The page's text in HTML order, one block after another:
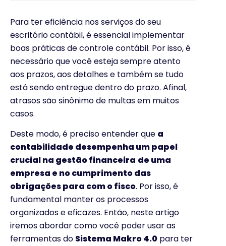
Para ter eficiência nos serviços do seu
escritório contábil, é essencial implementar
boas práticas de controle contábil. Por isso, é
necessário que você esteja sempre atento
aos prazos, aos detalhes e também se tudo
está sendo entregue dentro do prazo. Afinal,
atrasos são sinônimo de multas em muitos
casos.
Deste modo, é preciso entender que a
contabilidade desempenha um papel
crucial na gestão financeira de uma
empresa e no cumprimento das
obrigações para com o fisco. Por isso, é
fundamental manter os processos
organizados e eficazes. Então, neste artigo
iremos abordar como você poder usar as
ferramentas do Sistema Makro 4.0 para ter